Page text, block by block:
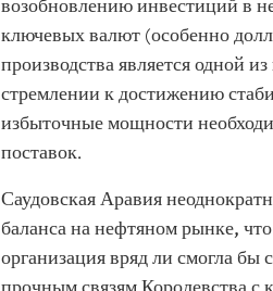
возобновлению инвестиций в
ключевых валют (особенно
производства является одной
стремлении к достижению
избыточные мощности
поставок.
Саудовская Аравия
баланса на нефтяном рынке,
организация вряд ли смогла